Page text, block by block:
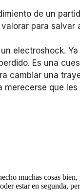
de un
para salvar
electroshock.
Es una
cambiar una
que